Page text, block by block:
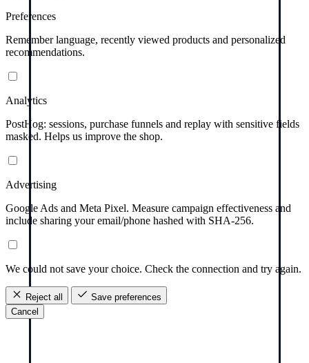
Preferences
Remember language, recently viewed products and personalized
recommendations.
Analytics
PostHog: sessions, purchase funnels and replay with sensitive fields
masked. Helps us improve the shop.
Advertising
Google Ads and Meta Pixel. Measure campaign effectiveness and
include sharing your email/phone hashed with SHA-256.
We could not save your choice. Check the connection and try again.
Reject all
Save preferences
Cancel